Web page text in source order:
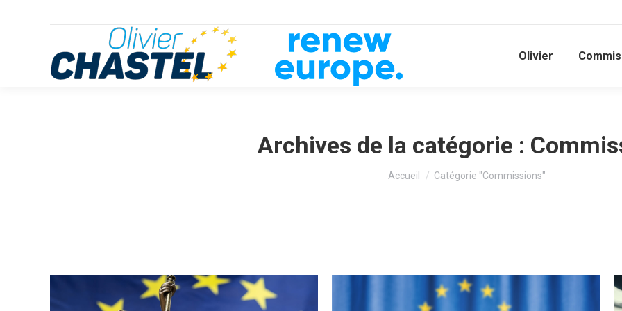
Olivier
Archives de la catégorie :
Vous êtes ici :
Accueil Catégorie "Commissions"